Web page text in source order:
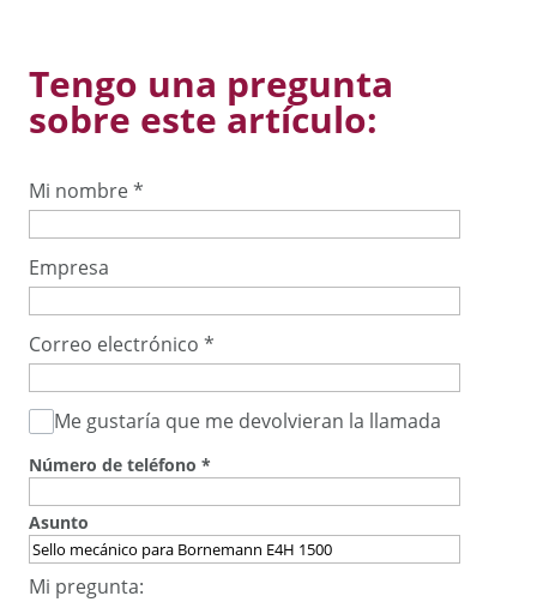
Tengo una pregunta
sobre este artículo:
Mi nombre*
Empresa
Correo electrónico *
Me gustaría que me devolvieran la llamada
Número de teléfono *
Asunto
Mi pregunta: